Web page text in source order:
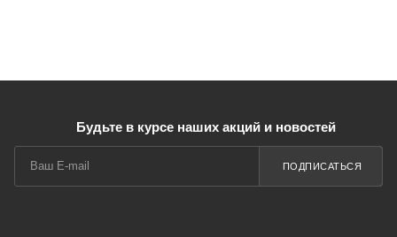
Будьте в курсе наших акций и новостей
ПОДПИСАТЬСЯ